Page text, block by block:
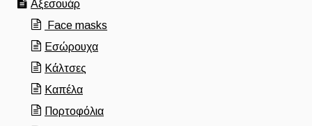
Αξεσουάρ
Face masks
Εσώρουχα
Κάλτσες
Καπέλα
Πορτοφόλια